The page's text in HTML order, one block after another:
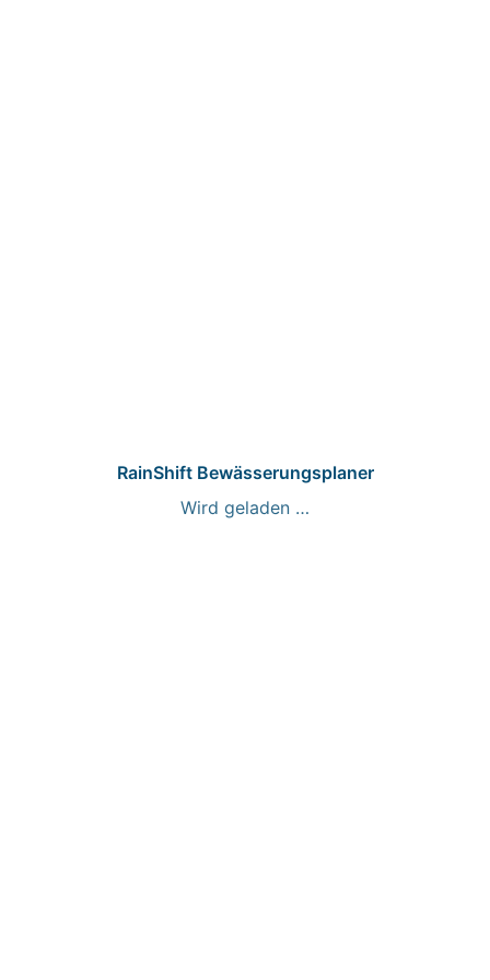
RainShift Bewässerungsplaner
Wird geladen …